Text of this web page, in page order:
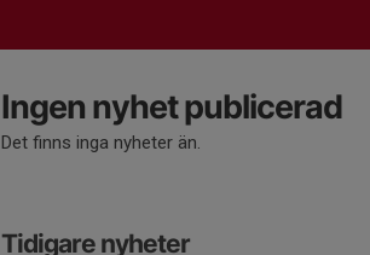
Ingen nyhet publicerad
Det finns inga nyheter än.
Tidigare nyheter